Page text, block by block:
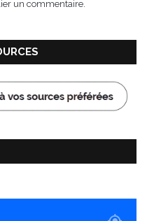
un commentaire.